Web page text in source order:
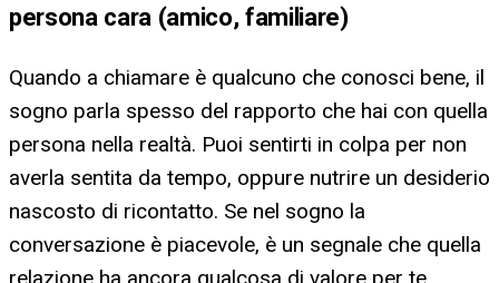
persona cara (amico, familiare)
Quando a chiamare è qualcuno che conosci bene, il
sogno parla spesso del rapporto che hai con quella
persona nella realtà. Puoi sentirti in colpa per non
averla sentita da tempo, oppure nutrire un desiderio
nascosto di ricontatto. Se nel sogno la
conversazione è piacevole, è un segnale che quella